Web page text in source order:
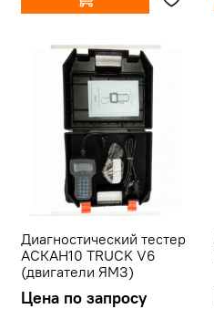
Диагностический тестер
АСКАН10 TRUCK V6
(двигатели ЯМЗ)
Цена по запросу